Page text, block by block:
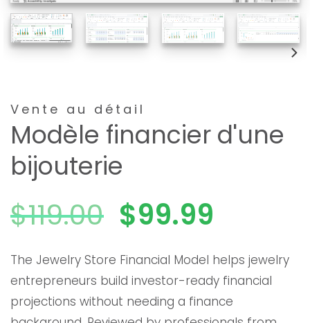
Vente au détail
Modèle financier d'une
bijouterie
$119.00 Le
prix
initial
$99.99
prix
actuel
The Jewelry Store Financial Model helps jewelry
entrepreneurs build investor-ready financial
projections without needing a finance